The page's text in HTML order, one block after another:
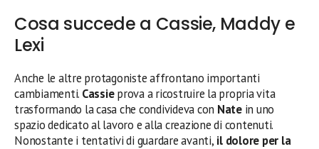
Cosa succede a Cassie, Maddy e
Lexi
Anche le altre protagoniste affrontano importanti
cambiamenti. Cassieprova a ricostruire la propria vita
trasformando la casa che condivideva con Natein uno
spazio dedicato al lavoro e alla creazione di contenuti.
Nonostante i tentativi di guardare avanti, il dolore per la